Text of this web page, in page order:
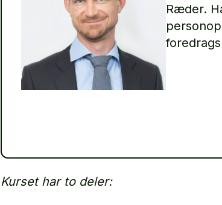
Ræder.
Kurset har to deler: